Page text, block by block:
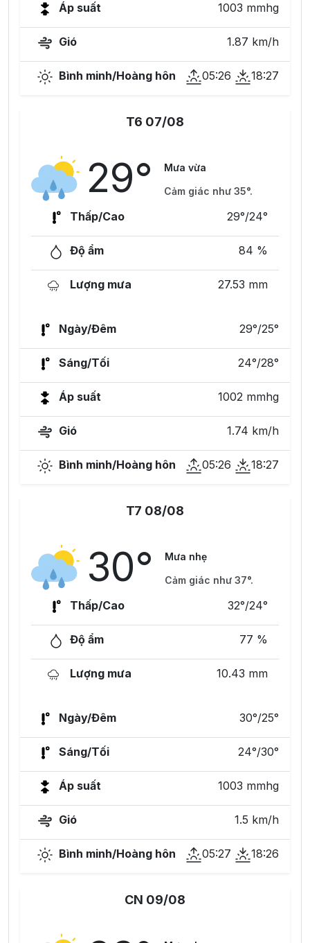
Áp suất 1003 mmhg
Gió 1.87 km/h
Bình minh/Hoàng hôn 05:26 18:27
T6 07/08
29°
Mưa vừa
Cảm giác như 35°.
Thấp/Cao 29°/24°
Độ ẩm 84 %
Lượng mưa 27.53 mm
Ngày/Đêm 29°/25°
Sáng/Tối 24°/28°
Áp suất 1002 mmhg
Gió 1.74 km/h
Bình minh/Hoàng hôn 05:26 18:27
T7 08/08
30°
Mưa nhẹ
Cảm giác như 37°.
Thấp/Cao 32°/24°
Độ ẩm 77 %
Lượng mưa 10.43 mm
Ngày/Đêm 30°/25°
Sáng/Tối 24°/30°
Áp suất 1003 mmhg
Gió 1.5 km/h
Bình minh/Hoàng hôn 05:27 18:26
CN 09/08